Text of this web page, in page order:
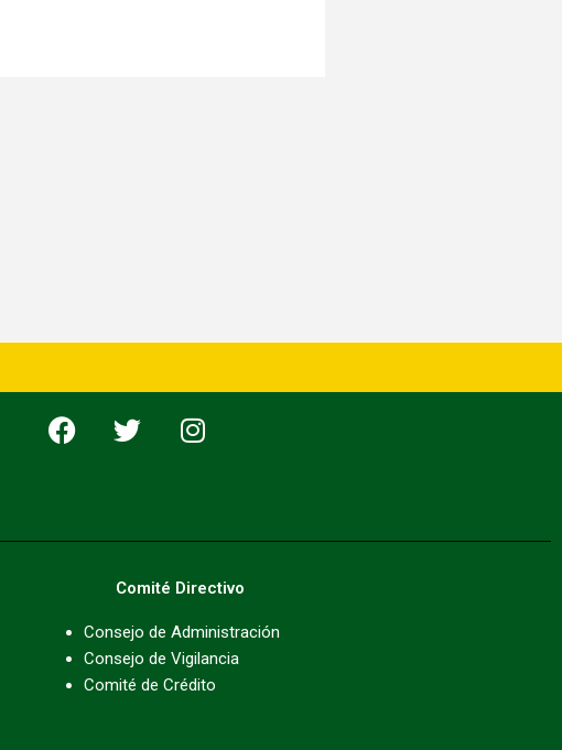
F
a
o
T
w
e
r
I
n
g
r
m
Comité Directivo
Consejo de Administración
Consejo de Vigilancia
Comité de Crédito